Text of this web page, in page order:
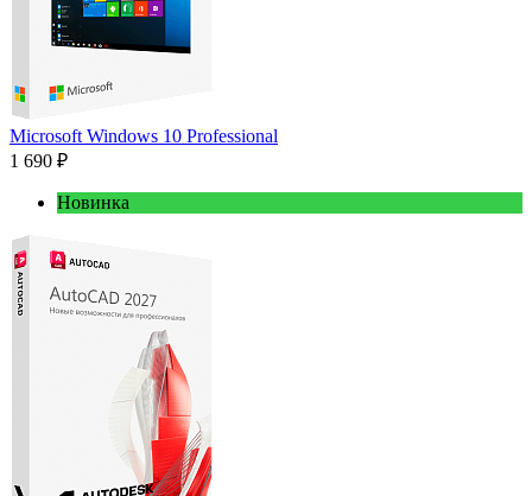
Microsoft Windows 10 Professional
1 690 ₽
Новинка